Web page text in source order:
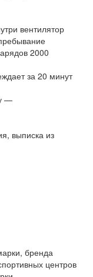
вентилятор
2000
за 20 минут
—
выписка из
бренда
центров